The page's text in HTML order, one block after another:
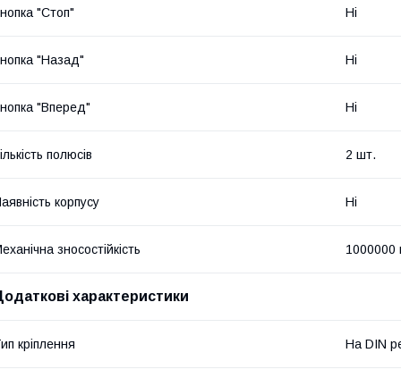
"Стоп" Ні
"Назад" Ні
"Вперед" Ні
полюсів 2 шт.
корпусу Ні
зносостійкість 1000000
характеристики
кріплення На DIN